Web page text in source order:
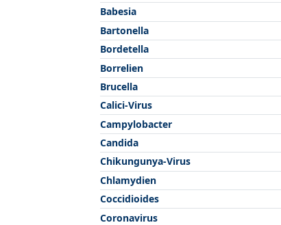
Babesia
Bartonella
Bordetella
Borrelien
Brucella
Calici-Virus
Campylobacter
Candida
Chikungunya-Virus
Chlamydien
Coccidioides
Coronavirus